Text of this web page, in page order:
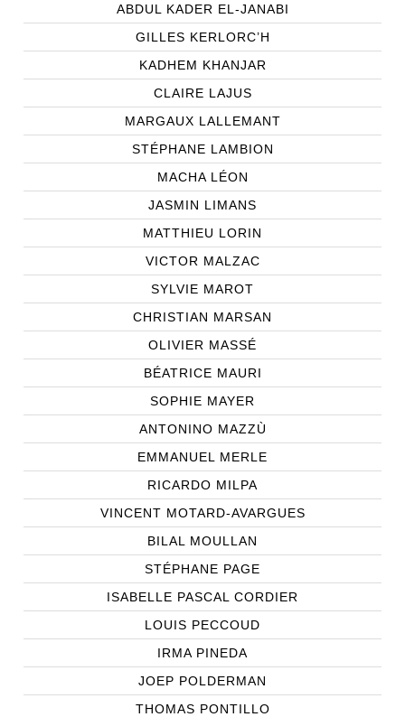
ABDUL KADER EL-JANABI
GILLES KERLORC’H
KADHEM KHANJAR
CLAIRE LAJUS
MARGAUX LALLEMANT
STÉPHANE LAMBION
MACHA LÉON
JASMIN LIMANS
MATTHIEU LORIN
VICTOR MALZAC
SYLVIE MAROT
CHRISTIAN MARSAN
OLIVIER MASSÉ
BÉATRICE MAURI
SOPHIE MAYER
ANTONINO MAZZÙ
EMMANUEL MERLE
RICARDO MILPA
VINCENT MOTARD-AVARGUES
BILAL MOULLAN
STÉPHANE PAGE
ISABELLE PASCAL CORDIER
LOUIS PECCOUD
IRMA PINEDA
JOEP POLDERMAN
THOMAS PONTILLO